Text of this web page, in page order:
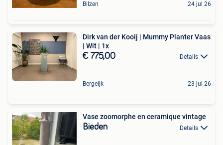
Bilzen 24 jul 26
Dirk van der Kooij | Mummy Planter Vaas
| Wit | 1x
€ 775,00 Details
Bergeijk 23 jul 26
Vase zoomorphe en ceramique vintage
Bieden Details